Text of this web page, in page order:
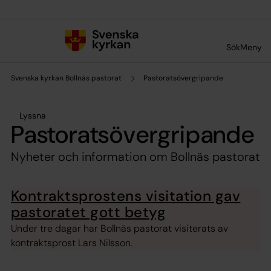
SökMeny
Svenska kyrkan Bollnäs pastorat Pastoratsövergripande
Lyssna
Pastoratsövergripande
Nyheter och information om Bollnäs pastorat
Kontraktsprostens visitation gav
pastoratet gott betyg
Under tre dagar har Bollnäs pastorat visiterats av
kontraktsprost Lars Nilsson.